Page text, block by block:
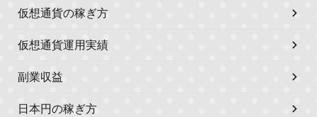
仮想通貨の稼ぎ方
仮想通貨運用実績
副業収益
日本円の稼ぎ方